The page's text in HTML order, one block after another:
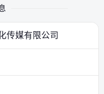
传媒有限公司